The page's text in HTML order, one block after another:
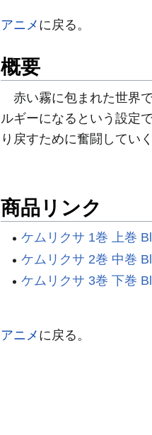
アニメに戻る。
概要
赤い霧に包まれた世界
ルギーになるという設定
り戻すために奮闘してい
商品リンク
ケムリクサ 1巻 上巻
ケムリクサ 2巻 中巻
ケムリクサ 3巻 下巻
アニメに戻る。